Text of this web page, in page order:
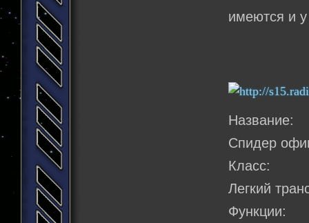
имеются и у
Название:
Спидер
Класс:
Легкий
Функции: